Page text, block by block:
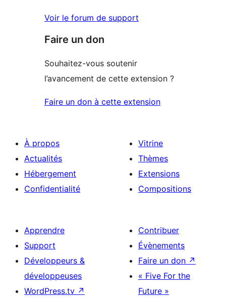
Voir le forum de support
Faire un don
Souhaitez-vous soutenir
l’avancement de cette extension ?
Faire un don à cette extension
À propos
Actualités
Hébergement
Confidentialité
Vitrine
Thèmes
Extensions
Compositions
Apprendre
Support
Développeurs &
développeuses
WordPress.tv ↗
Contribuer
Évènements
Faire un don ↗
« Five For the
Future »